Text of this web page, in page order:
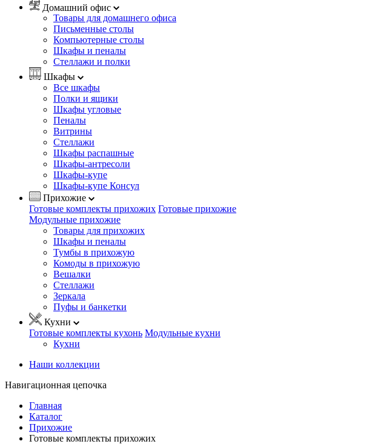
Домашний офис
Товары для домашнего офиса
Письменные столы
Компьютерные столы
Шкафы и пеналы
Стеллажи и полки
Шкафы
Все шкафы
Полки и ящики
Шкафы угловые
Пеналы
Витрины
Стеллажи
Шкафы распашные
Шкафы-антресоли
Шкафы-купе
Шкафы-купе Консул
Прихожие
Готовые комплекты прихожих Готовые прихожие
Модульные прихожие
Товары для прихожих
Шкафы и пеналы
Тумбы в прихожую
Комоды в прихожую
Вешалки
Стеллажи
Зеркала
Пуфы и банкетки
Кухни
Готовые комплекты кухонь Модульные кухни
Кухни
Наши коллекции
Навигационная цепочка
Главная
Каталог
Прихожие
Готовые комплекты прихожих